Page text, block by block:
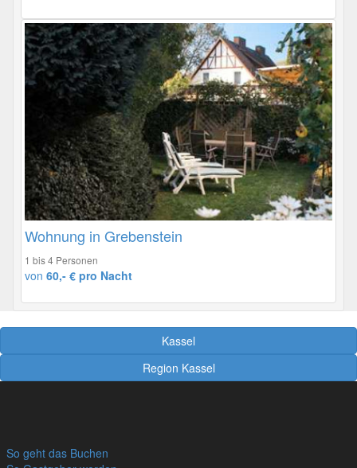
Wohnung in Grebenstein
1 bis 4 Personen
von 60,- € pro Nacht
Kassel
Region Kassel
So geht das Buchen